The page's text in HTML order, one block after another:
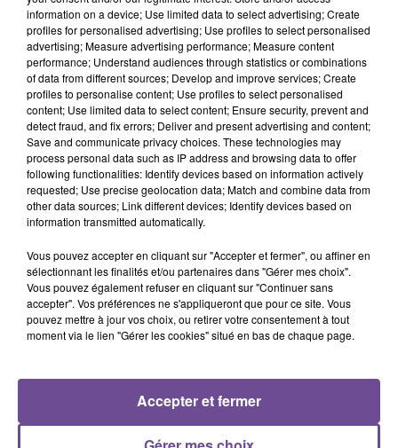
Une administration recherche un chargé des RH et de
l’administration générale (H/F). Vous serez principalement
en charge des ressources humaines, de la préparation, de la
mise en oeuvre et du suivi des décisions, ainsi que de la
veille juridique et réglementaire. Vos missions : gestion de la
carrière des agents, gestion de la paie, mais aussi
Référence de l’offre Pôle Emploi : 141VVJV
RADIO ACTUS
PUBLICITÉS
information on a device; Use limited data to select advertising; Create
profiles for personalised advertising; Use profiles to select personalised
advertising; Measure advertising performance; Measure content
performance; Understand audiences through statistics or combinations
of data from different sources; Develop and improve services; Create
profiles to personalise content; Use profiles to select personalised
content; Use limited data to select content; Ensure security, prevent and
detect fraud, and fix errors; Deliver and present advertising and content;
Save and communicate privacy choices. These technologies may
process personal data such as IP address and browsing data to offer
following functionalities: Identify devices based on information actively
requested; Use precise geolocation data; Match and combine data from
other data sources; Link different devices; Identify devices based on
information transmitted automatically.
Vous pouvez accepter en cliquant sur "Accepter et fermer", ou affiner en
sélectionnant les finalités et/ou partenaires dans "Gérer mes choix".
Vous pouvez également refuser en cliquant sur "Continuer sans
accepter". Vos préférences ne s'appliqueront que pour ce site. Vous
pouvez mettre à jour vos choix, ou retirer votre consentement à tout
moment via le lien "Gérer les cookies" situé en bas de chaque page.
Accepter et fermer